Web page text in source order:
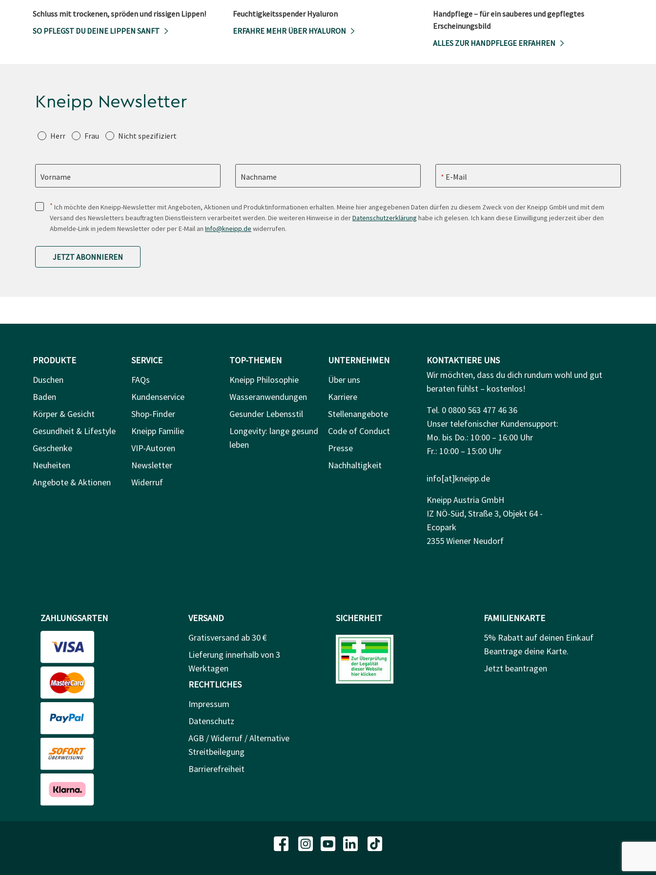
Schluss mit trockenen, spröden und rissigen Lippen!
SO PFLEGST DU DEINE LIPPEN SANFT
Feuchtigkeitsspender Hyaluron
ERFAHRE MEHR ÜBER HYALURON
Handpflege – für ein sauberes und gepflegtes
Erscheinungsbild
ALLES ZUR HANDPFLEGE ERFAHREN
Kneipp Newsletter
Anrede
Herr Frau Nicht spezifiziert
Vorname Nachname E-Mail
* Ich möchte den Kneipp-Newsletter mit Angeboten, Aktionen und Produktinformationen erhalten. Meine hier angegebenen Daten dürfen zu diesem Zweck von der Kneipp GmbH und mit dem
Versand des Newsletters beauftragten Dienstleistern verarbeitet werden. Die weiteren Hinweise in derDatenschutzerklärung habe ich gelesen. Ich kann diese Einwilligung jederzeit über den
Abmelde-Link in jedem Newsletter oder per E-Mail an Info@kneipp.de widerrufen.
JETZT ABONNIEREN
PRODUKTE
Duschen
Baden
Körper & Gesicht
Gesundheit & Lifestyle
Geschenke
Neuheiten
Angebote & Aktionen
SERVICE
FAQs
Kundenservice
Shop-Finder
Kneipp Familie
VIP-Autoren
Newsletter
Widerruf
TOP-THEMEN
Kneipp Philosophie
Wasseranwendungen
Gesunder Lebensstil
Longevity: lange gesund
leben
UNTERNEHMEN
Über uns
Karriere
Stellenangebote
Code of Conduct
Presse
Nachhaltigkeit
KONTAKTIERE UNS
Wir möchten, dass du dich rundum wohl und gut
beraten fühlst – kostenlos!
Tel. 0 0800 563 477 46 36
Unser telefonischer Kundensupport:
Mo. bis Do.: 10:00 – 16:00 Uhr
Fr.: 10:00 – 15:00 Uhr
info[at]kneipp.de
Kneipp Austria GmbH
IZ NÖ-Süd, Straße 3, Objekt 64 -
Ecopark
2355 Wiener Neudorf
ZAHLUNGSARTEN
VERSAND
Gratisversand ab 30 €
Lieferung innerhalb von 3
Werktagen
RECHTLICHES
Impressum
Datenschutz
AGB / Widerruf / Alternative
Streitbeilegung
Barrierefreiheit
SICHERHEIT
FAMILIENKARTE
5% Rabatt auf deinen Einkauf
Beantrage deine Karte.
Jetzt beantragen